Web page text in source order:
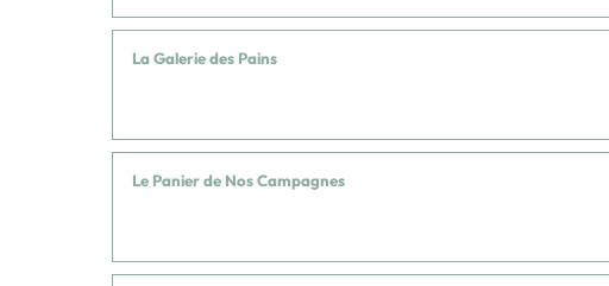
La Galerie des Pains
Le Panier de Nos Campagnes